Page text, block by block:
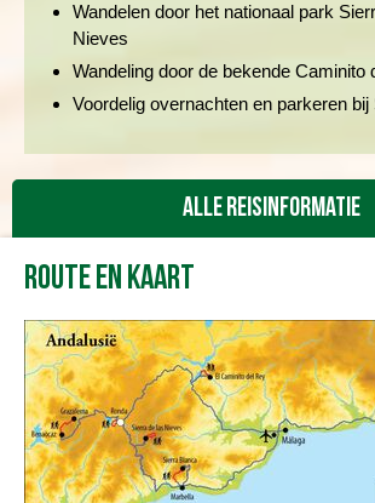
Wandelen door het nationaal park
Nieves
Wandeling door de bekende Caminito
Voordelig overnachten en parkeren bij
Alle reisinformatie
Vertrekdata/prijs
Reviews
Praktische informatie
Route en kaart